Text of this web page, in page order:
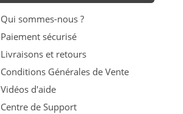
Qui sommes-nous ?
Paiement sécurisé
Livraisons et retours
Conditions Générales de Vente
Vidéos d'aide
Centre de Support